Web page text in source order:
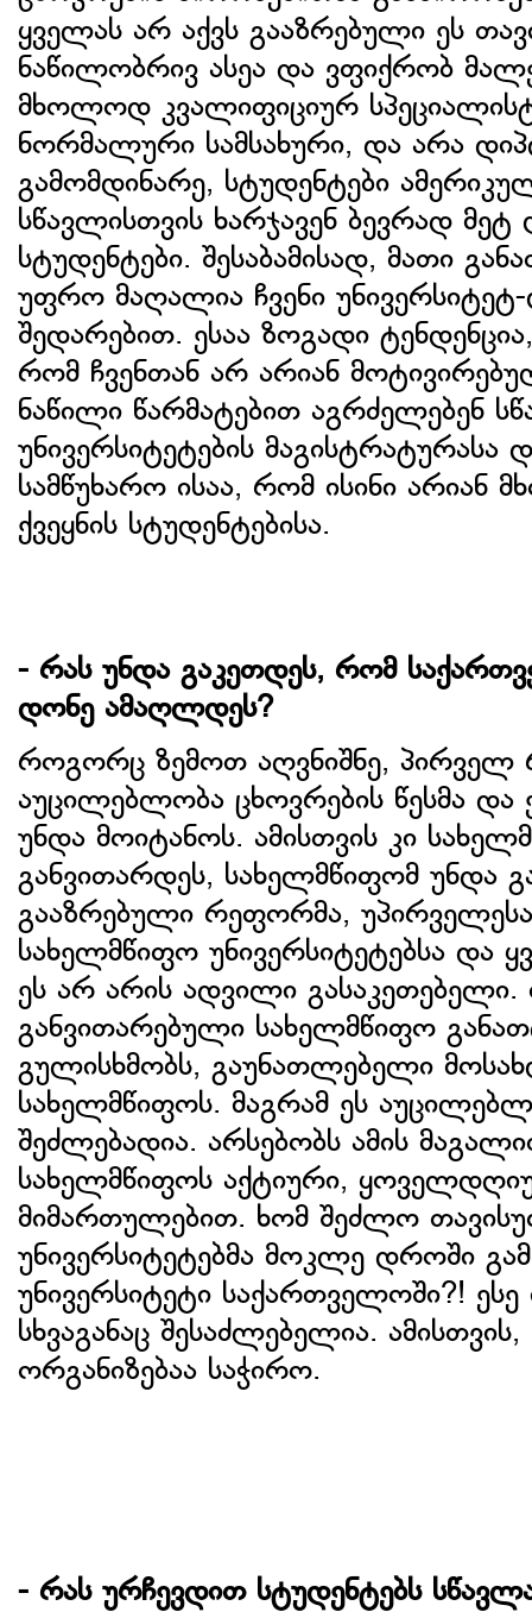
ყველას არ აქვს გააზრებული ეს
ნაწილობრივ ასეა და ვფიქრობ მალე
მხოლოდ კვალიფიციურ
ნორმალური სამსახური, და არა
გამომდინარე, სტუდენტები
სწავლისთვის ხარჯავენ ბევრად
სტუდენტები. შესაბამისად, მათი
უფრო მაღალია ჩვენი
შედარებით. ესაა ზოგადი
რომ ჩვენთან არ არიან
ნაწილი წარმატებით აგრძელებენ
უნივერსიტეტების
სამწუხარო ისაა, რომ ისინი არიან
ქვეყნის სტუდენტებისა.
- რას უნდა გაკეთდეს, რომ
დონე ამაღლდეს?
როგორც ზემოთ აღვნიშნე, პირველ
აუცილებლობა ცხოვრების წესმა და
უნდა მოიტანოს. ამისთვის კი
განვითარდეს, სახელმწიფომ უნდა
გააზრებული რეფორმა,
სახელმწიფო უნივერსიტეტებსა და
ეს არ არის ადვილი
განვითარებული სახელმწიფო
გულისხმობს, გაუნათლებელი
სახელმწიფოს. მაგრამ ეს
შეძლებადია. არსებობს ამის
სახელმწიფოს აქტიური,
მიმართულებით. ხომ შეძლო
უნივერსიტეტებმა მოკლე დროში
უნივერსიტეტი საქართველოში?! ესე
სხვაგანაც შესაძლებელია.
ორგანიზებაა საჭირო.
- რას ურჩევდით სტუდენტებს